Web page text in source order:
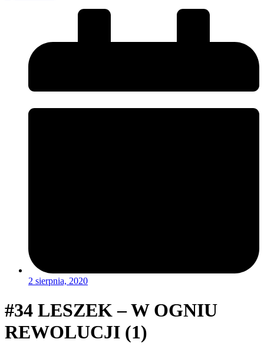
2 sierpnia, 2020
#34 LESZEK – W OGNIU
REWOLUCJI (1)